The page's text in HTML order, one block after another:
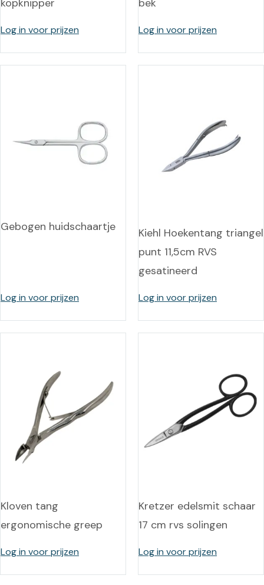
Log in voor prijzen Log in voor prijzen
Gebogen huidschaartje
Log in voor prijzen
Kiehl Hoekentang triangel
punt 11,5cm RVS
gesatineerd
Log in voor prijzen
Kloven tang
ergonomische greep
Log in voor prijzen
Kretzer edelsmit schaar
17 cm rvs solingen
Log in voor prijzen